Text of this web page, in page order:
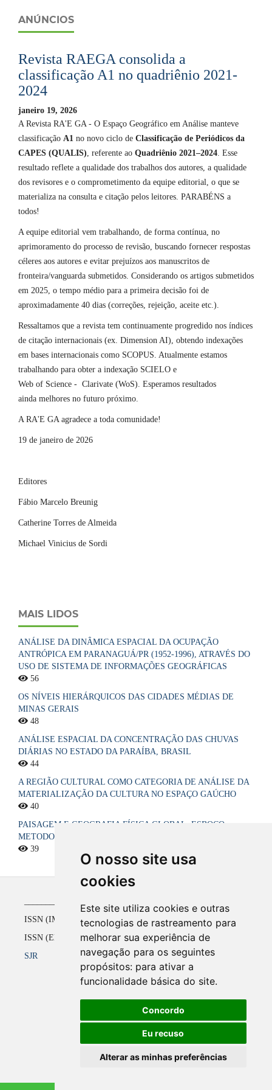
O nosso site usa
cookies
Este site utiliza cookies e outras
tecnologias de rastreamento para
melhorar sua experiência de
navegação para os seguintes
propósitos: para ativar a
funcionalidade básica do site.
Concordo
Eu recuso
Alterar as minhas preferências
ANÚNCIOS
Revista RAEGA consolida a
classificação A1 no quadriênio 2021-
2024
janeiro 19, 2026
A Revista RA'E GA - O Espaço Geográfico em Análise manteve
classificação A1 no novo ciclo de Classificação de Periódicos da
CAPES (QUALIS), referente ao Quadriênio 2021–2024. Esse
resultado reflete a qualidade dos trabalhos dos autores, a qualidade
dos revisores e o comprometimento da equipe editorial, o que se
materializa na consulta e citação pelos leitores. PARABÉNS a
todos!
A equipe editorial vem trabalhando, de forma contínua, no
aprimoramento do processo de revisão, buscando fornecer respostas
céleres aos autores e evitar prejuízos aos manuscritos de
fronteira/vanguarda submetidos. Considerando os artigos submetidos
em 2025, o tempo médio para a primeira decisão foi de
aproximadamente 40 dias (correções, rejeição, aceite etc.).
Ressaltamos que a revista tem continuamente progredido nos índices
de citação internacionais (ex. Dimension AI), obtendo indexações
em bases internacionais como SCOPUS. Atualmente estamos
trabalhando para obter a indexação SCIELO e
Web of Science - Clarivate (WoS). Esperamos resultados
ainda melhores no futuro próximo.
A RA'E GA agradece a toda comunidade!
19 de janeiro de 2026
Editores
Fábio Marcelo Breunig
Catherine Torres de Almeida
Michael Vinicius de Sordi
MAIS LIDOS
ANÁLISE DA DINÂMICA ESPACIAL DA OCUPAÇÃO
ANTRÓPICA EM PARANAGUÁ/PR (1952-1996), ATRAVÉS DO
USO DE SISTEMA DE INFORMAÇÕES GEOGRÁFICAS
56
OS NÍVEIS HIERÁRQUICOS DAS CIDADES MÉDIAS DE
MINAS GERAIS
48
ANÁLISE ESPACIAL DA CONCENTRAÇÃO DAS CHUVAS
DIÁRIAS NO ESTADO DA PARAÍBA, BRASIL
44
A REGIÃO CULTURAL COMO CATEGORIA DE ANÁLISE DA
MATERIALIZAÇÃO DA CULTURA NO ESPAÇO GAÚCHO
40
PAISAGEM E GEOGRAFIA FÍSICA GLOBAL. ESBOÇO
METODOLÓGICO
39
ISSN (IMPRESSO) 1516-4136 até 2008
ISSN (ELETRÔNICO) 2177-2738 a partir de 2009
SJR